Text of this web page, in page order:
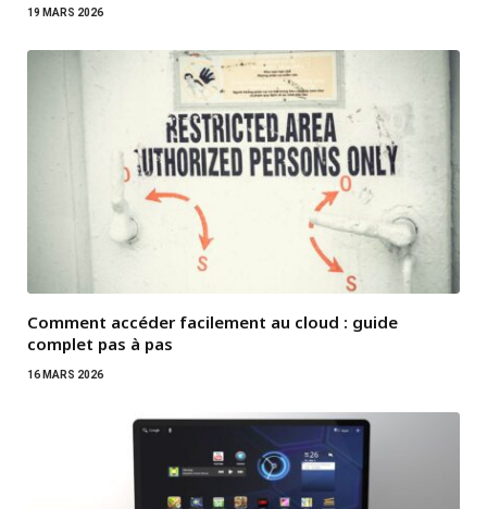
19 MARS 2026
Comment accéder facilement au cloud : guide
complet pas à pas
16 MARS 2026